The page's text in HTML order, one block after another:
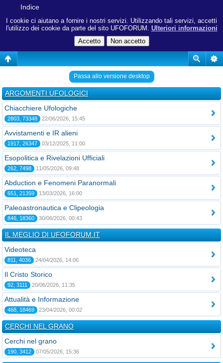
I cookie ci aiutano a fornire i nostri servizi. Utilizzando tali servizi, accetti
l'utilizzo dei cookie da parte del sito UFOFORUM. Ulteriori informazioni
Indice
Passa allo versione desktop
ARGOMENTI UFOLOGICI
Chiacchiere Ufologiche
2803, 73348 22/06/2026, 15:45
Avvistamenti e IR alieni
1917, 26347 03/12/2025, 11:00
Esopolitica e Rivelazioni Ufficiali
262, 7498 11/05/2026, 09:48
Abduction e Fenomeni Paranormali
651, 21359 13/03/2026, 16:00
Paleoastronautica e Clipeologia
846, 18360 30/06/2026, 00:43
IL MEGLIO DI UFOFORUM.IT
Videoteca
811, 4036 24/04/2026, 14:06
Il Cristo Storico
92, 3111 20/06/2026, 11:35
Attualità e Informazione
468, 18469 23/04/2026, 00:02
CERCHI NEL GRANO
Cerchi nel grano
190, 3412 07/05/2026, 15:36